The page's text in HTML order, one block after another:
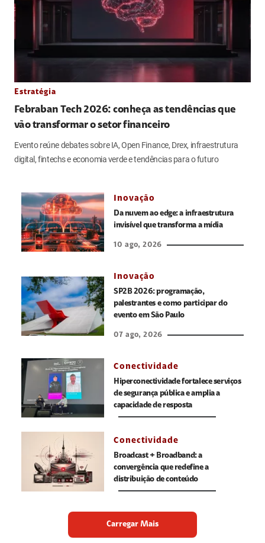
Estratégia
Febraban Tech 2026: conheça as tendências que
vão transformar o setor financeiro
Evento reúne debates sobre IA, Open Finance, Drex, infraestrutura
digital, fintechs e economia verde e tendências para o futuro
Inovação
Da nuvem ao edge: a infraestrutura
invisível que transforma a mídia
10 ago, 2026
Inovação
SP2B 2026: programação,
palestrantes e como participar do
evento em São Paulo
07 ago, 2026
Conectividade
Hiperconectividade fortalece serviços
de segurança pública e amplia a
capacidade de resposta
Conectividade
Broadcast + Broadband: a
convergência que redefine a
distribuição de conteúdo
Carregar Mais